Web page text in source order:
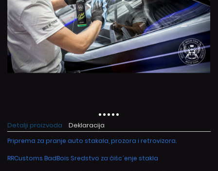
Detalji proizvoda Deklaracija
Priprema za pranje auto stakala, prozora i retrovizora.
RRCustoms BadBois Sredstvo za čišc´enje stakla